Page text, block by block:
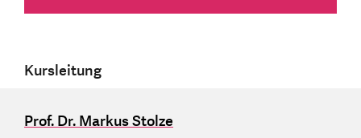
Kursleitung
Prof. Dr. Markus Stolze